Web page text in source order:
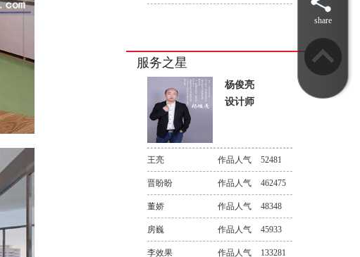
服务之星
杨俊亮
设计师
52481
王亮 作品人气
462475
晋盼盼 作品人气
48348
董娇 作品人气
45933
房巍 作品人气
133281
李效果 作品人气
share